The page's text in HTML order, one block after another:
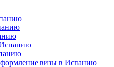
Испанию
визы в Испанию